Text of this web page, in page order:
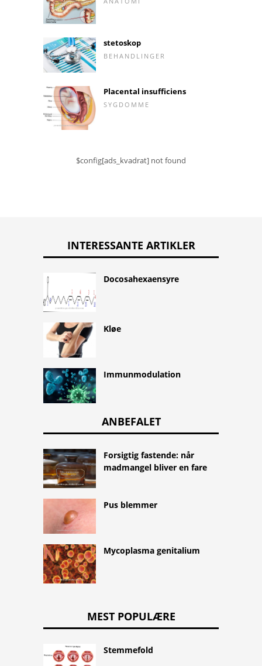
stetoskop
BEHANDLINGER
Placental insufficiens
SYGDOMME
$config[ads_kvadrat] not found
INTERESSANTE ARTIKLER
Docosahexaensyre
Kløe
Immunmodulation
ANBEFALET
Forsigtig fastende: når
madmangel bliver en fare
Pus blemmer
Mycoplasma genitalium
MEST POPULÆRE
Stemmefold